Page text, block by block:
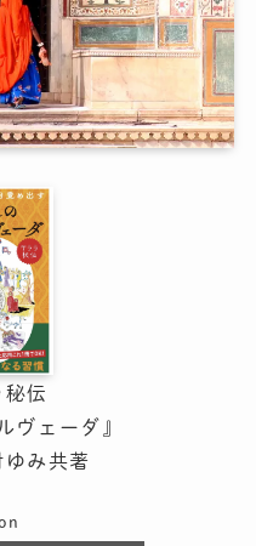
秘伝
ヴェーダ』
み共著